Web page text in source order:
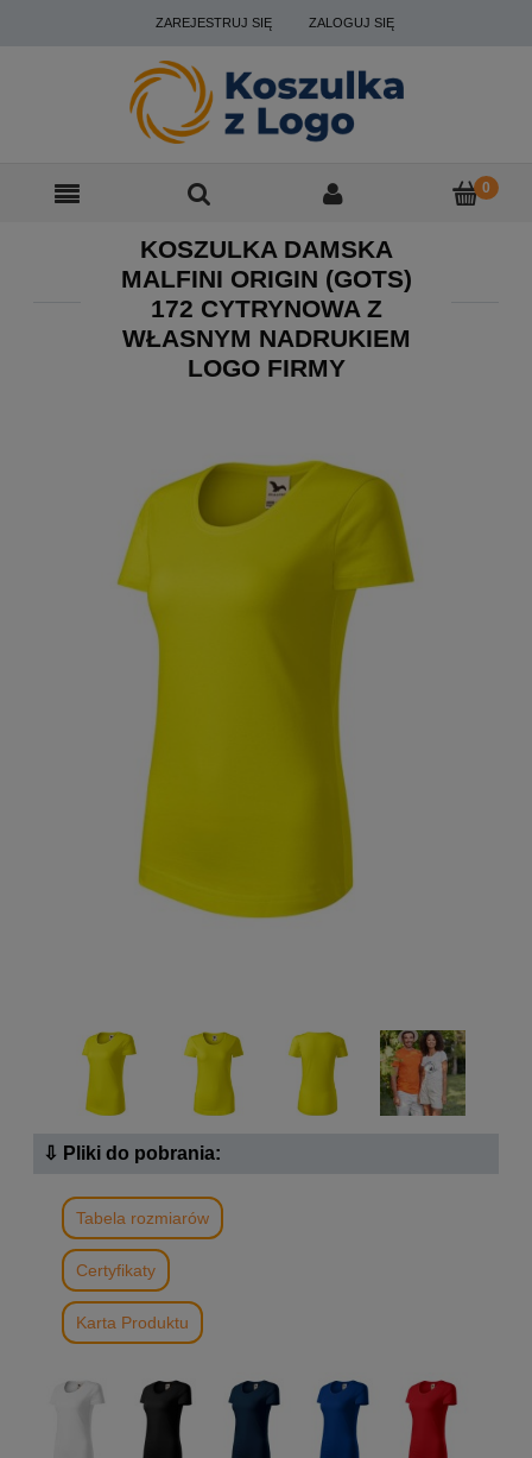
ZAREJESTRUJ SIĘ ZALOGUJ SIĘ
KOSZULKA DAMSKA
MALFINI ORIGIN (GOTS)
172 CYTRYNOWA Z
WŁASNYM NADRUKIEM
LOGO FIRMY
⇩ Pliki do pobrania:
Tabela rozmiarów
Certyfikaty
Karta Produktu